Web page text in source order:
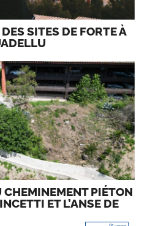
SITES DE FORTE À
PIÉTON
ET L’ANSE DE